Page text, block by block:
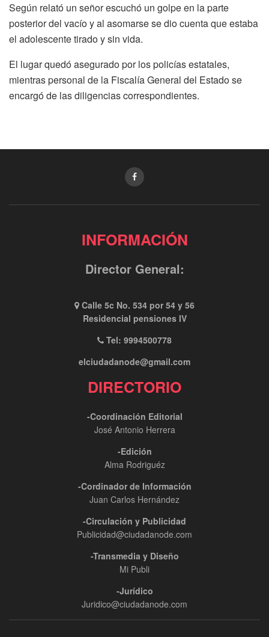
Según relató un señor escuchó un golpe en la parte
posterior del vacío y al asomarse se dio cuenta que estaba
el adolescente tirado y sin vida.
El lugar quedó asegurado por los policías estatales,
mientras personal de la Fiscalía General del Estado se
encargó de las diligencias correspondientes.
INFORMACIÓN
Director General:
Calle 5c No. 534 por 54 y 56
Residencial pensiones IV
Tel: 9994500778
elciudadanode@gmail.com
DIRECTORIO
-Coordinación Editorial
José Antonio Herrera
-Edición
Alma Rodriguéz
-Cordinador de Información
Juan Carlos Hernández
-Circulación y Publicidad
Publicidad@ciudadanode.com
-Transmedia y Diseño
Mi Publi
-Jurídico
Juridico@ciudadanode.com